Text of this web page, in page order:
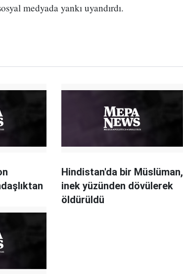
medyada yankı uyandırdı.
Hindistan'da bir Müslüman,
inek yüzünden dövülerek
öldürüldü